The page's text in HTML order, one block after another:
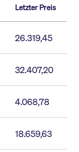
Letzter Preis
26.319,45
32.407,20
4.068,78
18.659,63